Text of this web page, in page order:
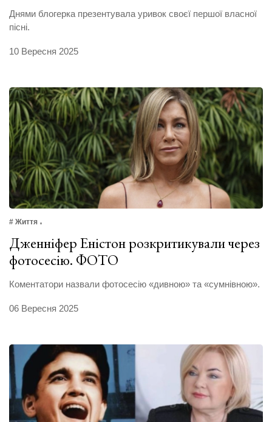
Днями блогерка презентувала уривок своєї першої власної
пісні.
10 Вересня 2025
# Життя
Дженніфер Еністон розкритикували через
фотосесію. ФОТО
Коментатори назвали фотосесію «дивною» та «сумнівною».
06 Вересня 2025